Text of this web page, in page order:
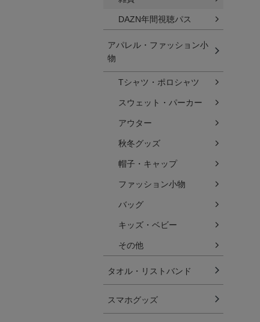
DAZN年間視聴パス
アパレル・ファッション小
物
Tシャツ・ポロシャツ
スウェット・パーカー
アウター
秋冬グッズ
帽子・キャップ
ファッション小物
バッグ
キッズ・ベビー
その他
タオル・リストバンド
スマホグッズ